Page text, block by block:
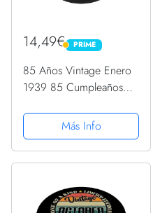
14,49€ PRIME
PRIME
85 Años Vintage Enero
1939 85 Cumpleaños
PopGrip Intercambiable
Más Info